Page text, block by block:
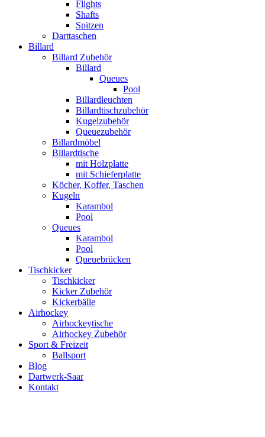
Flights
Shafts
Spitzen
Darttaschen
Billard
Billard Zubehör
Billard
Queues
Pool
Billardleuchten
Billardtischzubehör
Kugelzubehör
Queuezubehör
Billardmöbel
Billardtische
mit Holzplatte
mit Schieferplatte
Köcher, Koffer, Taschen
Kugeln
Karambol
Pool
Queues
Karambol
Pool
Queuebrücken
Tischkicker
Tischkicker
Kicker Zubehör
Kickerbälle
Airhockey
Airhockeytische
Airhockey Zubehör
Sport & Freizeit
Ballsport
Blog
Dartwerk-Saar
Kontakt